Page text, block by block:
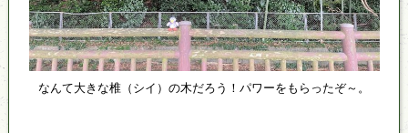
なんて大きな椎（シイ）の木だろう！パワーをもらったぞ～。